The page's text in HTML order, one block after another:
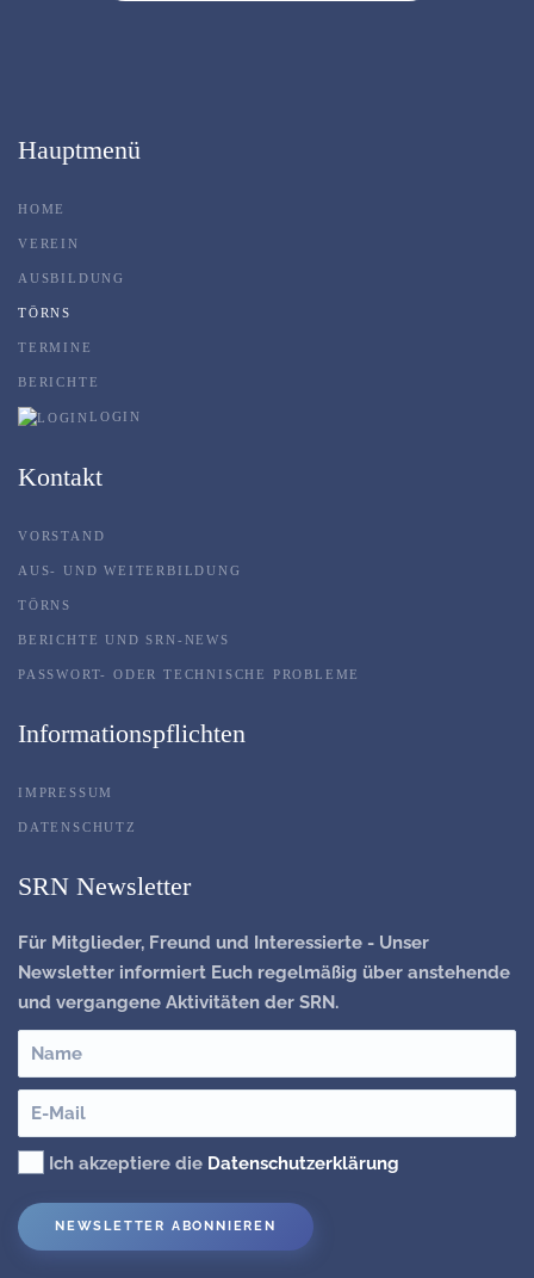
Hauptmenü
HOME
VEREIN
AUSBILDUNG
TÖRNS
TERMINE
BERICHTE
LOGIN
Kontakt
VORSTAND
AUS- UND WEITERBILDUNG
TÖRNS
BERICHTE UND SRN-NEWS
PASSWORT- ODER TECHNISCHE PROBLEME
Informationspflichten
IMPRESSUM
DATENSCHUTZ
SRN Newsletter
Für Mitglieder, Freund und Interessierte - Unser
Newsletter informiert Euch regelmäßig über anstehende
und vergangene Aktivitäten der SRN.
Ich akzeptiere die Datenschutzerklärung